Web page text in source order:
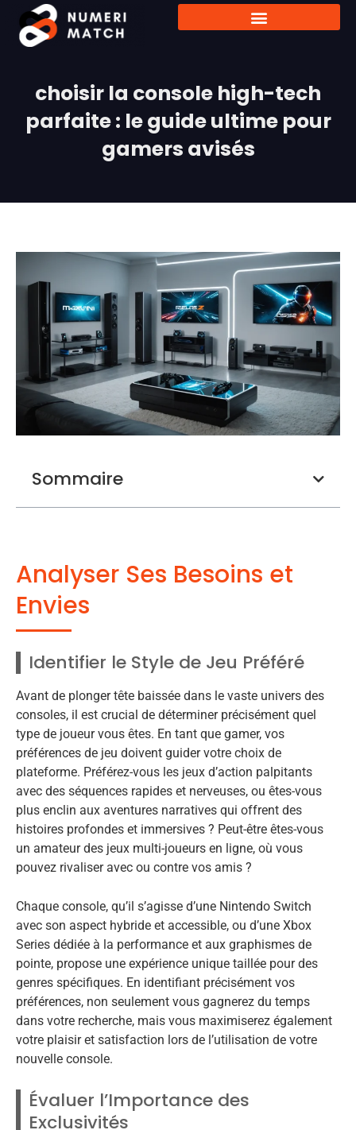
choisir la console high-tech
parfaite : le guide ultime pour
gamers avisés
Sommaire
Analyser Ses Besoins et
Envies
Identifier le Style de Jeu Préféré
Avant de plonger tête baissée dans le vaste univers des
consoles, il est crucial de déterminer précisément quel
type de joueur vous êtes. En tant que gamer, vos
préférences de jeu doivent guider votre choix de
plateforme. Préférez-vous les jeux d’action palpitants
avec des séquences rapides et nerveuses, ou êtes-vous
plus enclin aux aventures narratives qui offrent des
histoires profondes et immersives ? Peut-être êtes-vous
un amateur des jeux multi-joueurs en ligne, où vous
pouvez rivaliser avec ou contre vos amis ?
Chaque console, qu’il s’agisse d’une Nintendo Switch
avec son aspect hybride et accessible, ou d’une Xbox
Series dédiée à la performance et aux graphismes de
pointe, propose une expérience unique taillée pour des
genres spécifiques. En identifiant précisément vos
préférences, non seulement vous gagnerez du temps
dans votre recherche, mais vous maximiserez également
votre plaisir et satisfaction lors de l’utilisation de votre
nouvelle console.
Évaluer l’Importance des
Exclusivités